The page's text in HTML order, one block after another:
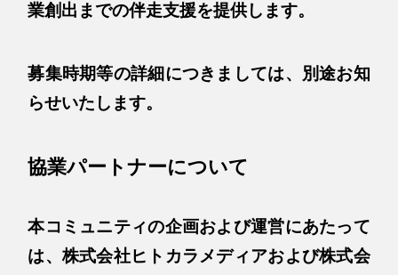
業創出までの伴走支援を提供します。
募集時期等の詳細につきましては、別途お知
らせいたします。
協業パートナーについて
本コミュニティの企画および運営にあたって
は、株式会社ヒトカラメディアおよび株式会